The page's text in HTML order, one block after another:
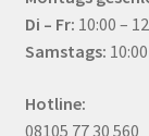
Di – Fr: 10:00 –
Samstags:
Hotline:
08105 77 30 560